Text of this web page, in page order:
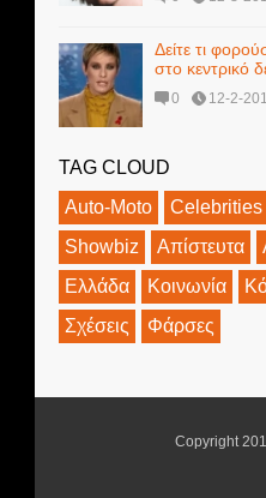
Δείτε τι
στο κεντρικό
0 12-2-
TAG CLOUD
Auto-Moto
Celebrities
Showbiz
Απίστευτα
Ελλάδα
Κοινωνία
Σχέσεις
Φάρσες
Copyright